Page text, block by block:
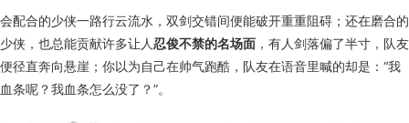
会配合的少侠一路行云流水，双剑交错间便能破开重重阻碍；还在磨合的
少侠，也总能贡献许多让人忍俊不禁的名场面 ，有人剑落偏了半寸，队友
便径直奔向悬崖；你以为自己在帅气跑酷，队友在语音里喊的却是：“我
血条呢？我血条怎么没了？”。